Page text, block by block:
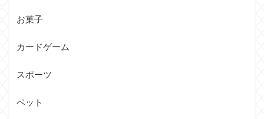
お菓子
カードゲーム
スポーツ
ペット